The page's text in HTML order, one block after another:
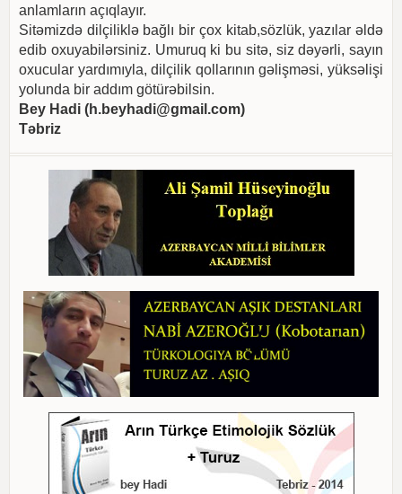
anlamların açıqlayır.
Sitəmizdə dilçiliklə bağlı bir çox kitab,sözlük, yazılar əldə
edib oxuyabilərsiniz. Umuruq ki bu sitə, siz dəyərli, sayın
oxucular yardımıyla, dilçilik qollarının gəlişməsi, yüksəlişi
yolunda bir addım götürəbilsin.
Bey Hadi (h.beyhadi@gmail.com)
Təbriz